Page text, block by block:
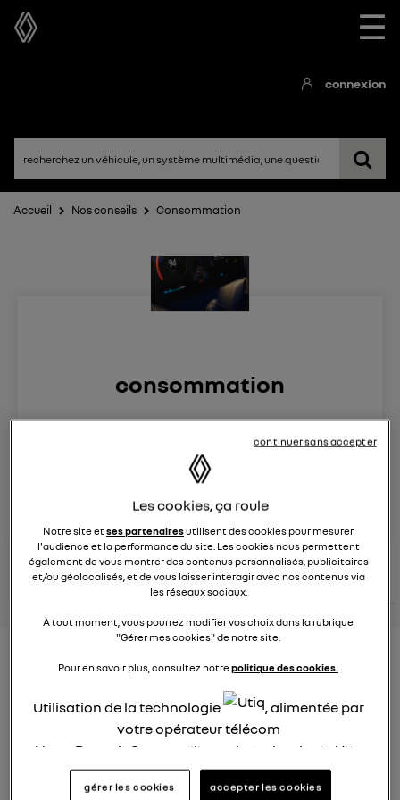
☰
connexion
Accueil Nos conseils Consommation
consommation
Le26 janvier 2022à12:51
Véhicules RENAULT
posez une question
conseils Renault
consultez les
conseils
similaires
voir tous les
conseils
Consommation carburant
26 janvier 2022à 12:50
Les cookies, ça roule
Notre site etses partenairesutilisent des cookies pour mesurer
l'audience et la performance du site. Les cookies nous permettent
également de vous montrer des contenus personnalisés, publicitaires
et/ou géolocalisés, et de vous laisser interagir avec nos contenus via
les réseaux sociaux.
À tout moment, vous pourrez modifier vos choix dans la rubrique
"Gérer mes cookies" de notre site.
Pour en savoir plus, consultez notrepolitique des cookies.
Utilisation de la technologie
, alimentée par
votre opérateur télécom
Nous, Renault Group, utilisons la technologie Utiq
pour nos activités digitales (telles que décrites
dans cette notice de consentement) et liées à
gérer les cookies accepter les cookies
continuer sans accepter